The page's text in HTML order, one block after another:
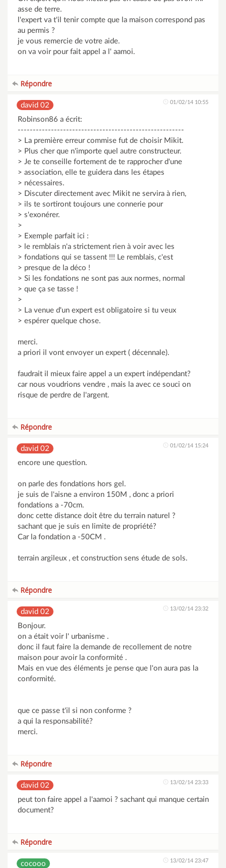
asse de terre.
l'expert va t'il tenir compte que la maison correspond pas
au permis ?
je vous remercie de votre aide.
on va voir pour fait appel a l' aamoi.
Répondre
david 02 01/02/14 10:55
Robinson86 a écrit:
-------------------------------------------------------
> La première erreur commise fut de choisir Mikit.
> Plus cher que n'importe quel autre constructeur.
> Je te conseille fortement de te rapprocher d'une
> association, elle te guidera dans les étapes
> nécessaires.
> Discuter directement avec Mikit ne servira à rien,
> ils te sortiront toujours une connerie pour
> s'exonérer.
>
> Exemple parfait ici :
> le remblais n'a strictement rien à voir avec les
> fondations qui se tassent !!! Le remblais, c'est
> presque de la déco !
> Si les fondations ne sont pas aux normes, normal
> que ça se tasse !
>
> La venue d'un expert est obligatoire si tu veux
> espérer quelque chose.
merci.
a priori il vont envoyer un expert ( décennale).
faudrait il mieux faire appel a un expert indépendant?
car nous voudrions vendre , mais la avec ce souci on
risque de perdre de l'argent.
Répondre
david 02 01/02/14 15:24
encore une question.
on parle des fondations hors gel.
je suis de l'aisne a environ 150M , donc a priori
fondations a -70cm.
donc cette distance doit être du terrain naturel ?
sachant que je suis en limite de propriété?
Car la fondation a -50CM .
terrain argileux , et construction sens étude de sols.
Répondre
david 02 13/02/14 23:32
Bonjour.
on a était voir l' urbanisme .
donc il faut faire la demande de recollement de notre
maison pour avoir la conformité .
Mais en vue des éléments je pense que l'on aura pas la
conformité.
que ce passe t'il si non conforme ?
a qui la responsabilité?
merci.
Répondre
david 02 13/02/14 23:33
peut ton faire appel a l'aamoi ? sachant qui manque certain
document?
Répondre
cocooo 13/02/14 23:47